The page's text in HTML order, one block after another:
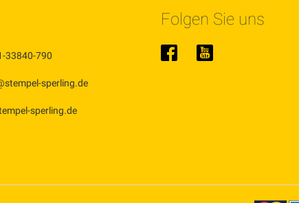
33840-790
sperling.de
sperling.de
Folgen Sie uns